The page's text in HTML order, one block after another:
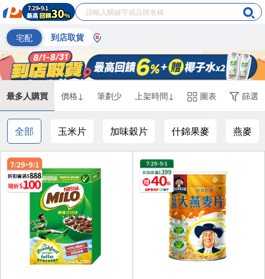
宅配 到店取貨
最多人購買 價格↓ 筆劃少 上架時間↓ 圖表 篩選
全部 玉米片 加味穀片 什錦果麥 燕麥